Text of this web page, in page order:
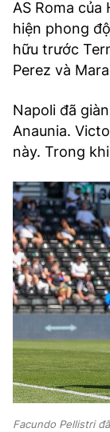
AS Roma
hiện phong
hữu trước
Perez và
Napoli đã
Anaunia.
này. Trong
Facundo Pellistri